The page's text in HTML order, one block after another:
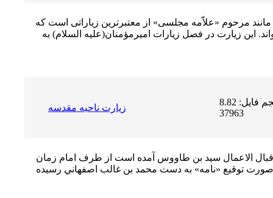
مانند مرحوم «علاّمه مجلسى» از معتبرترین زیاراتى است که
این زیارت در فصل زیارات امیرمؤمنان(علیه السلام) به
زیارت ناحیه مقدسه
حجم فایل: 8.82 MB | دریافت ها:
37963
اقبال الاعمال سيد بن طاووس آمده است از طرف امام زمان
توقيع «نامه» به دست محمد بن غالب اصفهاني رسیده